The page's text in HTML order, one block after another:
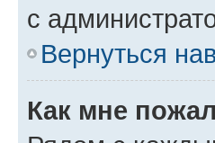
с
Вернуться
Как мне